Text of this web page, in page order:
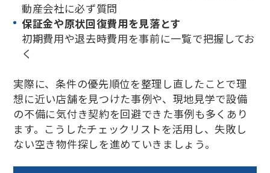
動産会社に必ず質問
保証金や原状回復費用を見落とす
初期費用や退去時費用を事前に一覧で把握してお
く
実際に、条件の優先順位を整理し直したことで理
想に近い店舗を見つけた事例や、現地見学で設備
の不備に気付き契約を回避できた事例も多くあり
ます。こうしたチェックリストを活用し、失敗し
ない空き物件探しを進めていきましょう。